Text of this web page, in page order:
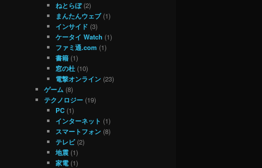
ねとらぼ(2)
まんたんウェブ(1)
インサイド (3)
ケータイ Watch (1)
ファミ通.com (1)
書籍(1)
窓の杜(10)
電撃オンライン(23)
ゲーム (8)
テクノロジー (19)
PC(1)
インターネット (1)
スマートフォン(8)
テレビ(2)
地震(1)
家電(1)